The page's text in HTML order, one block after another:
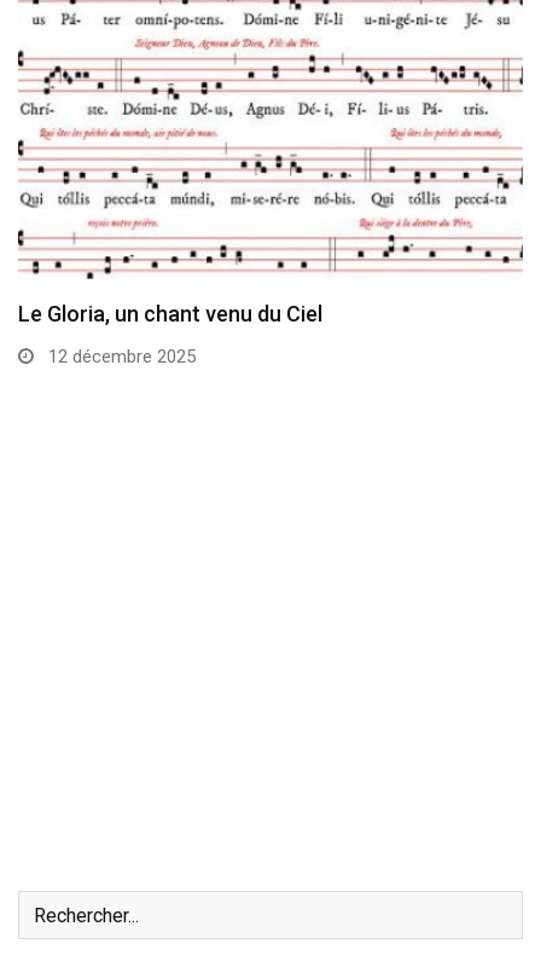
Le Gloria, un chant venu du Ciel
12 décembre 2025